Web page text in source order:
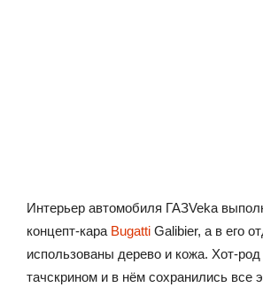
Интерьер автомобиля ГАЗVeka
концепт-кара Bugatti Galibier, а в его
использованы дерево и кожа. Хот-
тачскрином и в нём сохранились все